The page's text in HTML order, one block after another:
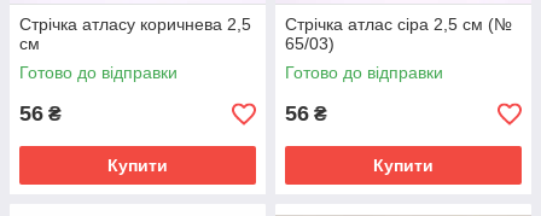
Стрічка атласу коричнева 2,5
см
Готово до відправки
56 ₴
Купити
Стрічка атлас сіра 2,5 см (№
65/03)
Готово до відправки
56 ₴
Купити